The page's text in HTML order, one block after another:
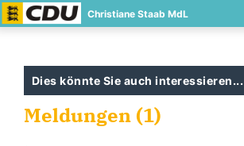
Christiane Staab MdL
Dies könnte Sie auch interessieren...
Meldungen (1)